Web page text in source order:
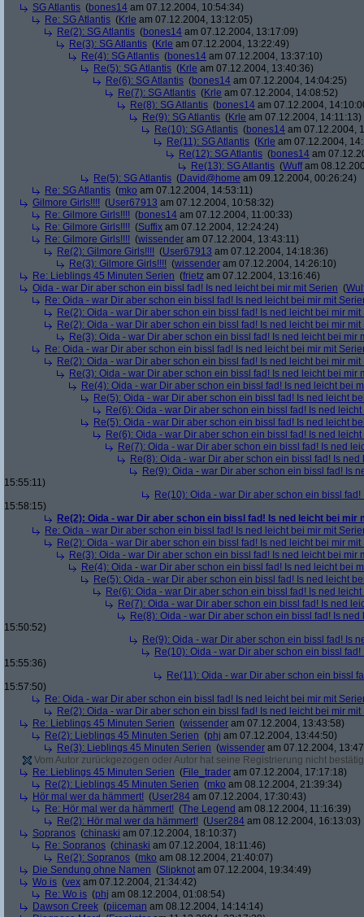
SG Atlantis (bones14 am 07.12.2004, 10:54:34)
Re: SG Atlantis (Krle am 07.12.2004, 13:12:05)
Re(2): SG Atlantis (bones14 am 07.12.2004, 13:17:09)
Re(3): SG Atlantis (Krle am 07.12.2004, 13:22:49)
Re(4): SG Atlantis (bones14 am 07.12.2004, 13:37:10)
Re(5): SG Atlantis (Krle am 07.12.2004, 13:40:36)
Re(6): SG Atlantis (bones14 am 07.12.2004, 14:04:25)
Re(7): SG Atlantis (Krle am 07.12.2004, 14:08:52)
Re(8): SG Atlantis (bones14 am 07.12.2004,
Re(9): SG Atlantis (Krle am 07.12.2004, 14:11:13)
Re(10): SG Atlantis (bones14 am 07.12.2004,
Re(11): SG Atlantis (Krle am 07.12.2004,
Re(12): SG Atlantis (bones14 am
Re(13): SG Atlantis (Wuffam
Re(5): SG Atlantis (David@home am 09.12.2004, 00:26:24)
Re: SG Atlantis (mko am 07.12.2004, 14:53:11)
Gilmore Girls!!!! (User67913 am 07.12.2004, 10:58:32)
Re: Gilmore Girls!!!! (bones14 am 07.12.2004, 11:00:33)
Re: Gilmore Girls!!!! (Suffix am 07.12.2004, 12:24:24)
Re: Gilmore Girls!!!! (wissender am 07.12.2004, 13:43:11)
Re(2): Gilmore Girls!!!! (User67913 am 07.12.2004, 14:18:36)
Re(3): Gilmore Girls!!!! (wissender am 07.12.2004, 14:26:10)
Re: Lieblings 45 Minuten Serien (frietz am 07.12.2004, 13:16:46)
Oida - war Dir aber schon ein bissl fad! Is ned leicht bei mir mit Serien (
Re: Oida - war Dir aber schon ein bissl fad! Is ned leicht bei mir mit
Re(2): Oida - war Dir aber schon ein bissl fad! Is ned leicht bei mir mit
Re(2): Oida - war Dir aber schon ein bissl fad! Is ned leicht bei mir mit
Re(3): Oida - war Dir aber schon ein bissl fad! Is ned leicht bei mir
Re: Oida - war Dir aber schon ein bissl fad! Is ned leicht bei mir mit
Re(2): Oida - war Dir aber schon ein bissl fad! Is ned leicht bei mir mit
Re(3): Oida - war Dir aber schon ein bissl fad! Is ned leicht bei mir
Re(4): Oida - war Dir aber schon ein bissl fad! Is ned leicht bei
Re(5): Oida - war Dir aber schon ein bissl fad! Is ned leicht
Re(6): Oida - war Dir aber schon ein bissl fad! Is ned
Re(5): Oida - war Dir aber schon ein bissl fad! Is ned leicht
Re(6): Oida - war Dir aber schon ein bissl fad! Is ned
Re(7): Oida - war Dir aber schon ein bissl fad! Is ned
Re(8): Oida - war Dir aber schon ein bissl fad! Is
Re(9): Oida - war Dir aber schon ein bissl fad! Is
15:55:11)
Re(10): Oida - war Dir aber schon ein bissl
15:58:15)
Re(2): Oida - war Dir aber schon ein bissl fad! Is ned leicht bei mir
Re: Oida - war Dir aber schon ein bissl fad! Is ned leicht bei mir mit
Re(2): Oida - war Dir aber schon ein bissl fad! Is ned leicht bei mir mit
Re(3): Oida - war Dir aber schon ein bissl fad! Is ned leicht bei mir
Re(4): Oida - war Dir aber schon ein bissl fad! Is ned leicht bei
Re(5): Oida - war Dir aber schon ein bissl fad! Is ned leicht
Re(6): Oida - war Dir aber schon ein bissl fad! Is ned
Re(7): Oida - war Dir aber schon ein bissl fad! Is ned
Re(8): Oida - war Dir aber schon ein bissl fad! Is
15:50:52)
Re(9): Oida - war Dir aber schon ein bissl fad! Is
Re(10): Oida - war Dir aber schon ein bissl
15:55:36)
Re(11): Oida - war Dir aber schon ein bissl
15:57:50)
Re: Oida - war Dir aber schon ein bissl fad! Is ned leicht bei mir mit
Re(2): Oida - war Dir aber schon ein bissl fad! Is ned leicht bei mir mit
Re: Lieblings 45 Minuten Serien (wissender am 07.12.2004, 13:43:58)
Re(2): Lieblings 45 Minuten Serien (phj am 07.12.2004, 13:44:50)
Re(3): Lieblings 45 Minuten Serien (wissender am 07.12.2004,
Vom Autor zurückgezogen oder Autor hat seine Registrierung nicht
Re: Lieblings 45 Minuten Serien (File_trader am 07.12.2004, 17:17:18)
Re(2): Lieblings 45 Minuten Serien (mko am 08.12.2004, 21:39:34)
Hör mal wer da hämmert! (User284 am 07.12.2004, 17:30:43)
Re: Hör mal wer da hämmert! (The Legend am 08.12.2004, 11:16:39)
Re(2): Hör mal wer da hämmert! (User284 am 08.12.2004, 16:13:03)
Sopranos (chinaski am 07.12.2004, 18:10:37)
Re: Sopranos (chinaski am 07.12.2004, 18:11:46)
Re(2): Sopranos (mko am 08.12.2004, 21:40:07)
Die Sendung ohne Namen (Slipknot am 07.12.2004, 19:34:49)
Wo is (vex am 07.12.2004, 21:34:42)
Re: Wo is (phj am 08.12.2004, 01:08:54)
Dawson Creek (piiceman am 08.12.2004, 14:14:14)